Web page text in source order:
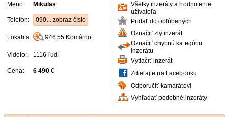
Meno: Mikulas
Telefón: 090... zobraz číslo
Lokalita: 946 55 Komárno
Videlo: 1116 ľudí
Cena: 6 490 €
Všetky inzeráty a hodnotenie
užívateľa
Pridať do obľúbených
Označiť zlý inzerát
Označiť chybnú kategóriu
inzerátu
Vytlačiť inzerát
Zdieľajte na Facebooku
Odporučiť kamarátovi
Vyhľadať podobné inzeráty